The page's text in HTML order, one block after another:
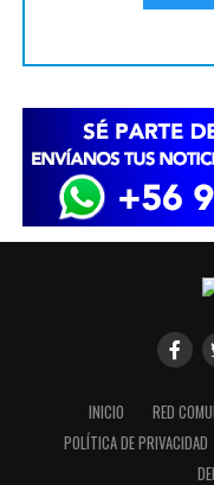
INICIO RED
POLÍTICA DE PRIVACIDAD